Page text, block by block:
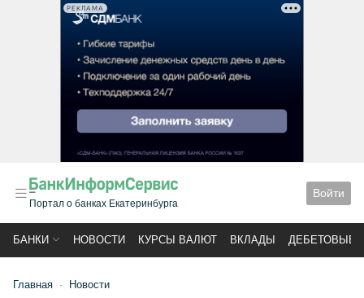
РЕКЛАМА
Портал о банках Екатеринбурга
Войти
БАНКИ НОВОСТИ КУРСЫ ВАЛЮТ ВКЛАДЫ ДЕБЕТОВЫЕ
Главная Новости